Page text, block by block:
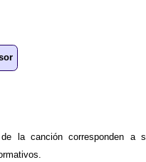
la canción corresponden a